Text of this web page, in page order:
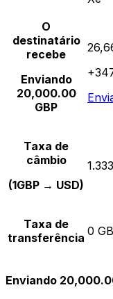
O
destinatário
recebe
Enviando
20,000.00
GBP
Taxa de
câmbio
(1GBP → USD)
Taxa de
transferência 0
Enviando